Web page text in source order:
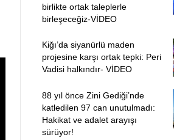
birlikte ortak taleplerle
birleşeceğiz-VİDEO
Kiğı’da siyanürlü maden
projesine karşı ortak tepki: Peri
Vadisi halkındır- VİDEO
88 yıl önce Zini Gediği’nde
katledilen 97 can unutulmadı:
Hakikat ve adalet arayışı
sürüyor!